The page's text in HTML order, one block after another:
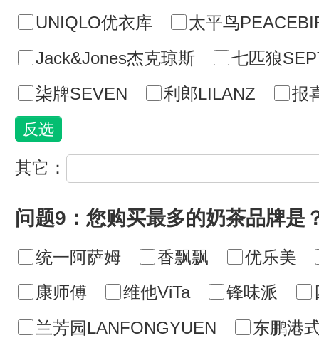
UNIQLO优衣库
太平鸟
Jack&Jones杰克琼斯
七匹狼
柒牌SEVEN
利郎LILANZ 报
其它：
问题9：您购买最多的奶茶品牌是
统一阿萨姆 香飘飘
优乐美
康师傅
维他ViTa 锋味派
兰芳园LANFONGYUEN
东鹏港